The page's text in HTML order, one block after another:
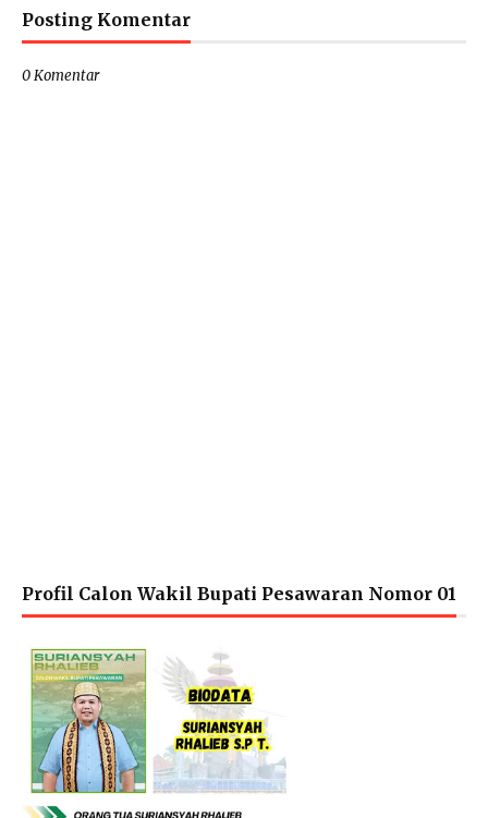
Posting Komentar
0 Komentar
Profil Calon Wakil Bupati Pesawaran Nomor 01